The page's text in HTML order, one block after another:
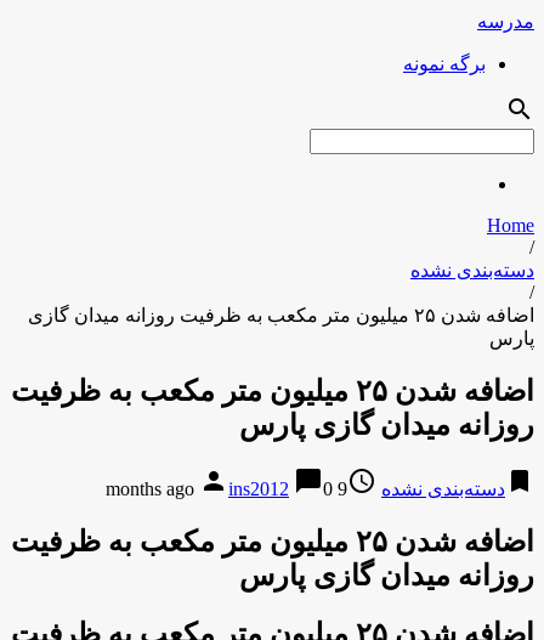
مدرسه
برگه نمونه
search
Home
/
دسته‌بندی نشده
/
اضافه شدن ۲۵ میلیون متر مکعب به ظرفیت روزانه میدان گازی
پارس
اضافه شدن ۲۵ میلیون متر مکعب به ظرفیت
روزانه میدان گازی پارس
bookmark دسته‌بندی نشده access_time
9 months ago
person ins2012 chat_bubble0
اضافه شدن ۲۵ میلیون متر مکعب به ظرفیت
روزانه میدان گازی پارس
اضافه شدن ۲۵ میلیون متر مکعب به ظرفیت